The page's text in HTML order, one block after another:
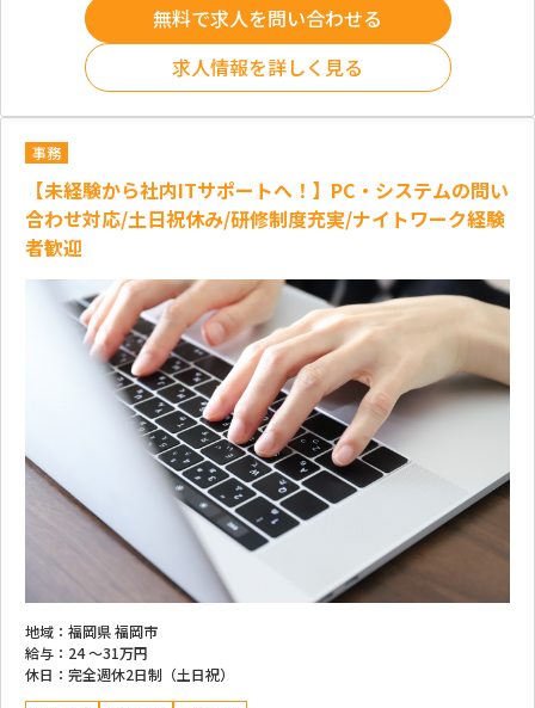
無料で求人を問い合わせる
求人情報を詳しく見る
事務
【未経験から社内ITサポートへ！】PC・システムの問い
合わせ対応/土日祝休み/研修制度充実/ナイトワーク経験
者歓迎
地域： 福岡県 福岡市
給与： 24 ～31万円
休日： 完全週休2日制（土日祝）